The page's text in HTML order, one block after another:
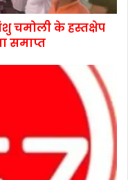
चमोली के हस्तक्षेप
समाप्त